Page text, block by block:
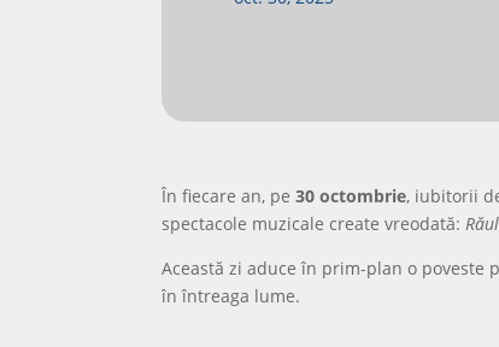
În fiecare an, pe30 octombrie, iubitorii
spectacole muzicale create vreodată:Răul
Această zi aduce în prim-plan o
în întreaga lume.